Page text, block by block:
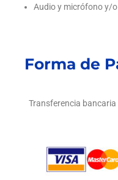
Audio y micrófono y/
Forma de
Transferencia